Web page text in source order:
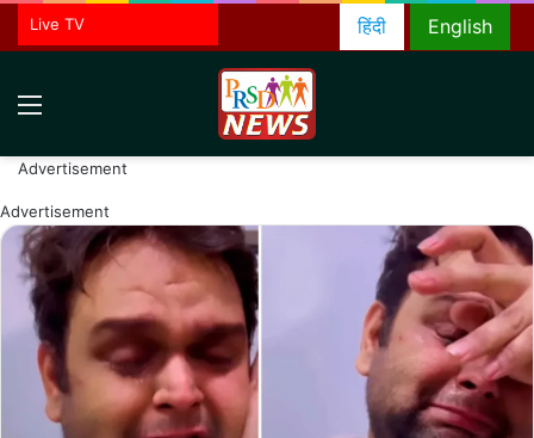
Live TV English
हिंदी
Menu
Advertisement
Advertisement